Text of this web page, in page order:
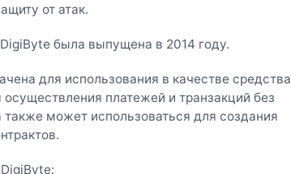
от атак.
была выпущена в 2014 году.
для использования в качестве средства
платежей и транзакций без
может использоваться для создания